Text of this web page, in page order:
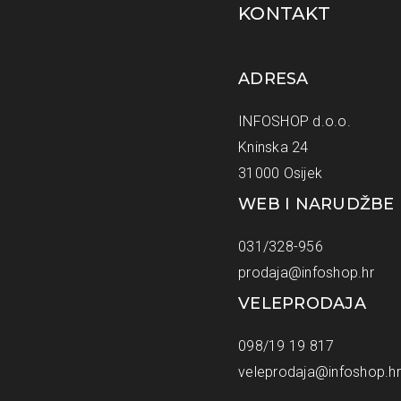
KONTAKT
ADRESA
INFOSHOP d.o.o.
Kninska 24
31000 Osijek
WEB I NARUDŽBE
031/328-956
prodaja@infoshop.hr
VELEPRODAJA
098/19 19 817
veleprodaja@infoshop.hr